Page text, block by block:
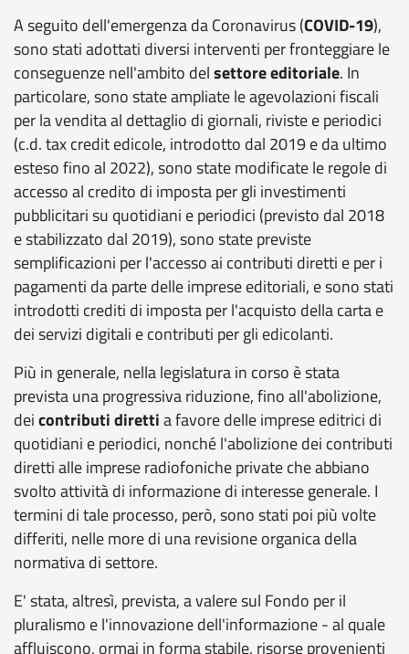
A seguito dell'emergenza da Coronavirus (COVID-19),
sono stati adottati diversi interventi per fronteggiare le
conseguenze nell'ambito delsettore editoriale. In
particolare, sono state ampliate le agevolazioni fiscali
per la vendita al dettaglio di giornali, riviste e periodici
(c.d. tax credit edicole, introdotto dal 2019 e da ultimo
esteso fino al 2022), sono state modificate le regole di
accesso al credito di imposta per gli investimenti
pubblicitari su quotidiani e periodici (previsto dal 2018
e stabilizzato dal 2019), sono state previste
semplificazioni per l'accesso ai contributi diretti e per i
pagamenti da parte delle imprese editoriali, e sono stati
introdotti crediti di imposta per l'acquisto della carta e
dei servizi digitali e contributi per gli edicolanti.
Più in generale, nella legislatura in corso è stata
prevista una progressiva riduzione, fino all'abolizione,
deicontributi direttia favore delle imprese editrici di
quotidiani e periodici, nonché l'abolizione dei contributi
diretti alle imprese radiofoniche private che abbiano
svolto attività di informazione di interesse generale. I
termini di tale processo, però, sono stati poi più volte
differiti, nelle more di una revisione organica della
normativa di settore.
E' stata, altresì, prevista, a valere sul Fondo per il
pluralismo e l'innovazione dell'informazione - al quale
affluiscono, ormai in forma stabile, risorse provenienti